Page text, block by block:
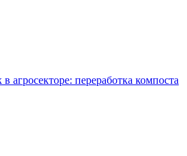
агросекторе: переработка компоста